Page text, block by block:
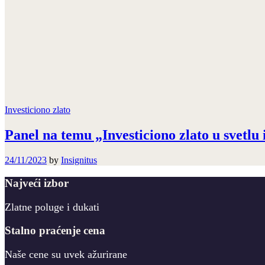
Investiciono zlato
Panel na temu „Investiciono zlato u
24/11/2023 by Insignitus
Najveći izbor
Zlatne poluge i dukati
Stalno praćenje cena
Naše cene su uvek ažurirane